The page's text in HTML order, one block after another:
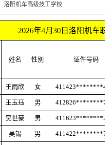
洛阳机车高级技工学校
2026年4月30日洛阳机车
姓名 性别 证件号码
王雨欣 女
王玉珏 男
吴世豪 男
吴锡 男